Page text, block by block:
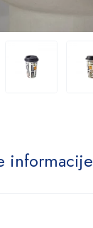
informacije